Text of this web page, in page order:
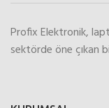
Profix Elektronik,
sektörde öne çıkan